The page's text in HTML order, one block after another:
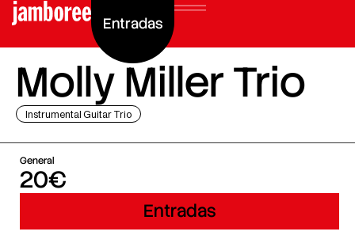
Entradas
Molly Miller Trio
Instrumental Guitar Trio
General
20€
Entradas